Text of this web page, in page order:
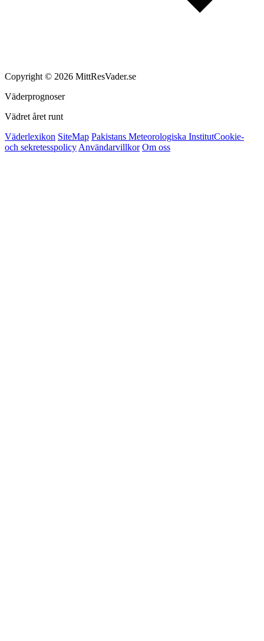
Copyright © 2026 MittResVader.se
Väderprognoser
Vädret året runt
Väderlexikon SiteMap Pakistans Meteorologiska InstitutCookie-
och sekretesspolicy Användarvillkor Om oss